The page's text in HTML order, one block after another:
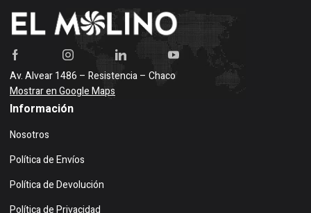
Av. Alvear 1486 – Resistencia – Chaco
Mostrar en Google Maps
Información
Nosotros
Política de Envíos
Política de Devolución
Política de Privacidad